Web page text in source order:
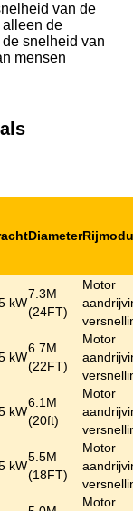
van de
alleen de
snelheid van
mensen
Diameter
kW
7.3M
(24FT)
Motor
kW
6.7M
(22FT)
Motor
kW
6.1M
(20ft)
Motor
kW
5.5M
(18FT)
Motor
Motor